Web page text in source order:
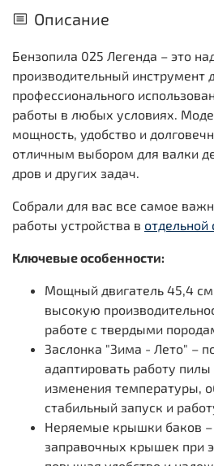
Описание
Бензопила 025 Легенда – это
производительный инструмент
профессионального
работы в любых условиях.
мощность, удобство и
отличным выбором для валки
дров и других задач.
Собрали для вас все самое
работы устройства в отдельной
Ключевые особенности:
Мощный двигатель 45,4
высокую
работе с твердыми
Заслонка "Зима - Лето" –
адаптировать работу
изменения температуры,
стабильный запуск и
Неряемые крышки баков
заправочных крышек при